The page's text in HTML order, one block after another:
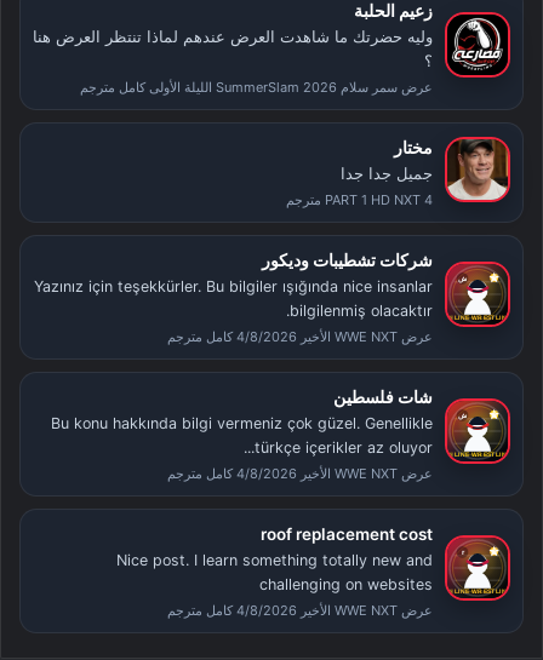
زعيم الحلبة
وليه حضرتك ما شاهدت العرض عندهم لماذا تنتظر العرض هنا
؟
عرض سمر سلام SummerSlam 2026 الليلة الأولى كامل مترجم
مختار
جميل جدا جدا
PART 1 HD NXT 4 مترجم
شركات تشطيبات وديكور
Yazınız için teşekkürler. Bu bilgiler ışığında nice insanlar
bilgilenmiş olacaktır.
عرض WWE NXT الأخير 4/8/2026 كامل مترجم
شات فلسطين
Bu konu hakkında bilgi vermeniz çok güzel. Genellikle
türkçe içerikler az oluyor...
عرض WWE NXT الأخير 4/8/2026 كامل مترجم
roof replacement cost
Nice post. I learn something totally new and
challenging on websites
عرض WWE NXT الأخير 4/8/2026 كامل مترجم